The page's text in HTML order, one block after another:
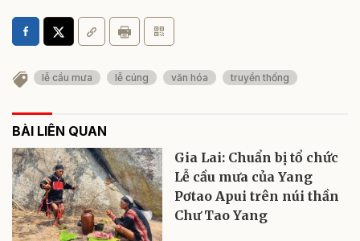
lễ cầu mưa lễ cúng văn hóa truyền thống
BÀI LIÊN QUAN
Gia Lai: Chuẩn bị tổ chức
Lễ cầu mưa của Yang
Pơtao Apui trên núi thần
Chư Tao Yang